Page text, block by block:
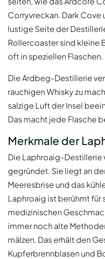
Corryvreckan. Dark Cove
lustige Seite der
Rollercoaster sind kleine
oft in speziellen Flaschen.
Die Ardbeg-Destillerie
rauchigen Whisky zu
salzige Luft der Insel
Das macht jede Flasche
Merkmale der
Die Laphroaig-Destillerie
gegründet. Sie liegt an
Meeresbrise und das
Laphroaig ist berühmt für
medizinischen
immer noch alte
mälzen. Das erhält den
Kupferbrennblasen und